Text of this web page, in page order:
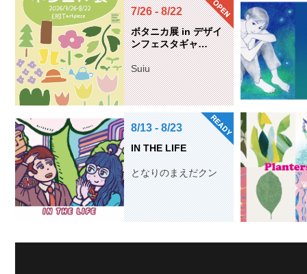
7/26 - 8/22
ボタニカ展 in デザイ
ンフェスタギャ…
Suiu
8/13 - 8/23
IN THE LIFE
となりのまえだクン